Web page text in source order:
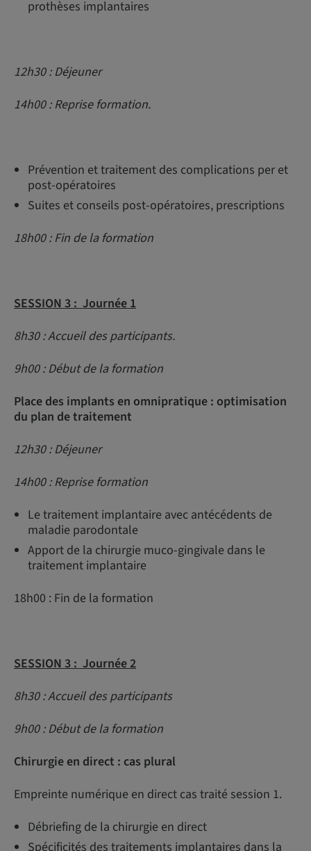
prothèses implantaires
12h30 : Déjeuner
14h00 : Reprise formation.
Prévention et traitement des complications per et
post-opératoires
Suites et conseils post-opératoires, prescriptions
18h00 : Fin de la formation
SESSION 3 : Journée 1
8h30 : Accueil des participants.
9h00 : Début de la formation
Place des implants en omnipratique : optimisation
du plan de traitement
12h30 : Déjeuner
14h00 : Reprise formation
Le traitement implantaire avec antécédents de
maladie parodontale
Apport de la chirurgie muco-gingivale dans le
traitement implantaire
18h00 : Fin de la formation
SESSION 3 : Journée 2
8h30 : Accueil des participants
9h00 : Début de la formation
Chirurgie en direct : cas plural
Empreinte numérique en direct cas traité session 1.
Débriefing de la chirurgie en direct
Spécificités des traitements implantaires dans la